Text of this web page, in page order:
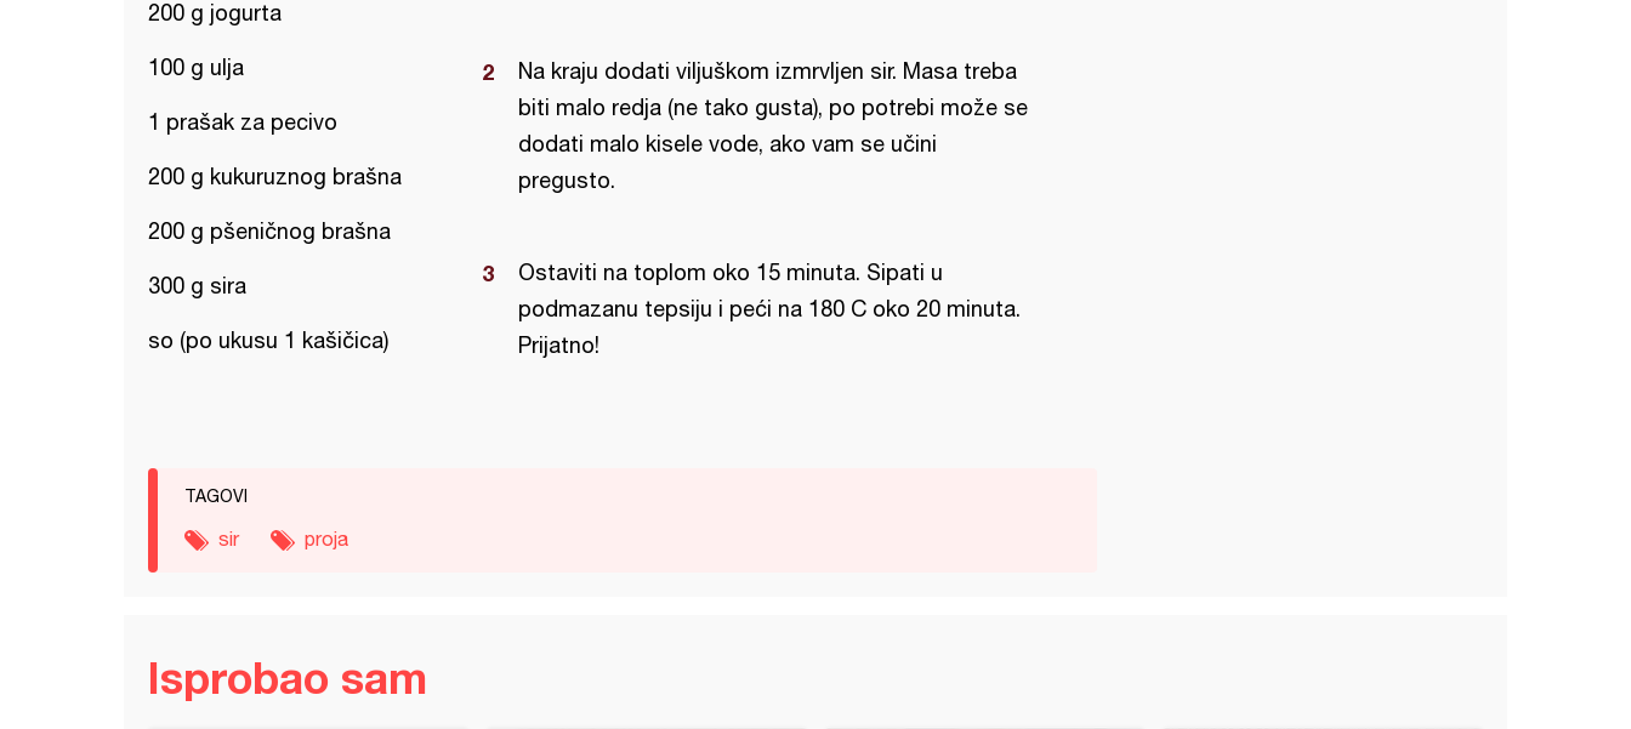
200 g jogurta
100 g ulja
1 prašak za pecivo
200 g kukuruznog brašna
200 g pšeničnog brašna
300 g sira
so (po ukusu 1 kašičica)
Na kraju dodati viljuškom izmrvljen sir. Masa treba
biti malo redja (ne tako gusta), po potrebi može se
dodati malo kisele vode, ako vam se učini
pregusto.
Ostaviti na toplom oko 15 minuta. Sipati u
podmazanu tepsiju i peći na 180 C oko 20 minuta.
Prijatno!
TAGOVI
sir proja
Isprobao sam